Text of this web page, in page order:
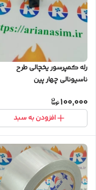
رله کمپرسور یخچالی طرح
ناسیونالی چهار پین
100,000
افزودن به سبد